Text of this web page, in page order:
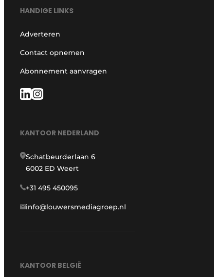
HANDIGE LINKS
Adverteren
Contact opnemen
Abonnement aanvragen
KANTOOR NEDERLAND
Schatbeurderlaan 6
6002 ED Weert
+31 495 450095
info@louwersmediagroep.nl
KANTOOR BELGIË